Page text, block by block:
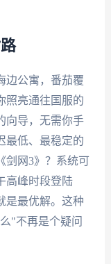
边公寓，番茄覆
照亮通往国服的
向导，无需你手
最低、最稳定的
剑网3》？系统可
高峰时段登陆
是最优解。这种
"不再是个疑问